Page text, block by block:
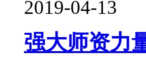
2019-04-13
强大师资力